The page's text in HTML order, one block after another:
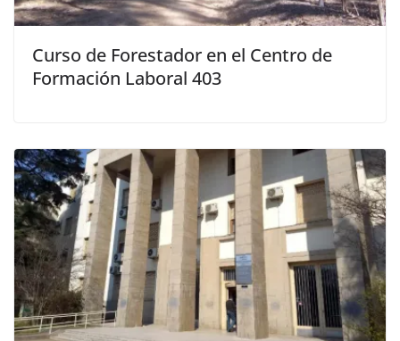
Curso de Forestador en el Centro de
Formación Laboral 403